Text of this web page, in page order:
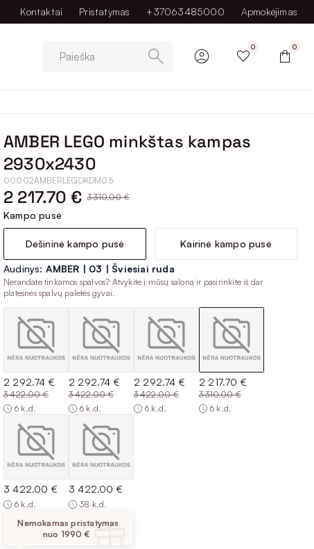
Kontaktai Pristatymas +37063485000 Apmokėjimas
Paieška
0 0
AMBER LEGO minkštas kampas
2930x2430
00002AMBERLEGOKDM05
2 217.70 € 3 310.00 €
Kampo pusė
Dešininė kampo pusė Kairinė kampo pusė
Audinys: AMBER | 03 | Šviesiai ruda
Nerandate tinkamos spalvos? Atvykite į mūsų saloną ir pasirinkite iš dar
platesnės spalvų paletės gyvai.
2 292.74 €
3 422.00 €
6 k.d.
2 292.74 €
3 422.00 €
6 k.d.
2 292.74 €
3 422.00 €
6 k.d.
2 217.70 €
3 310.00 €
6 k.d.
3 422.00 €
6 k.d.
3 422.00 €
38 k.d.
Nemokamas pristatymas
nuo 1990 €